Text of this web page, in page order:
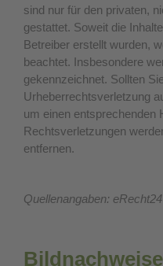
sind nur für den privaten,
gestattet. Soweit die
Betreiber erstellt wurden,
beachtet. Insbesondere
gekennzeichnet. Sollten
Urheberrechtsverletzung
um einen entsprechenden
Rechtsverletzungen
entfernen.
Quellenangaben: eRecht24
Bildnachweise